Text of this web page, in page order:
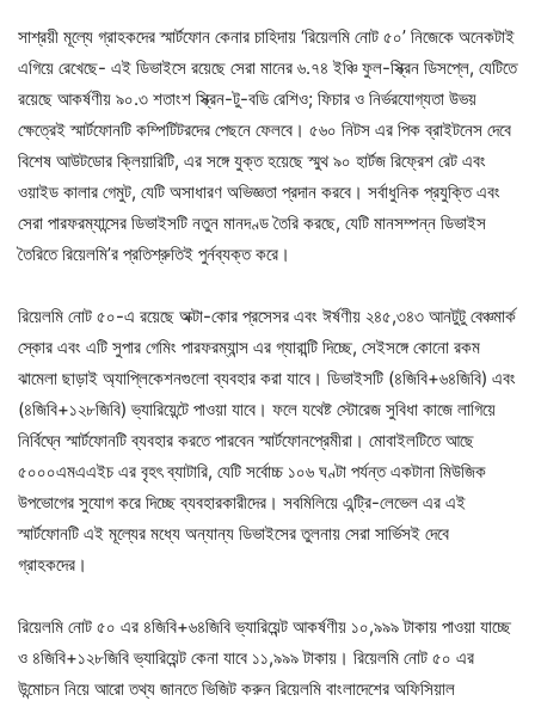
সাশ্রয়ী মূল্যে গ্রাহকদের স্মার্টফোন কেনার চাহিদায় ‘রিয়েলমি নোট ৫০’ নিজেকে অনেকটাই
এগিয়ে রেখেছে- এই ডিভাইসে রয়েছে সেরা মানের ৬.৭৪ ইঞ্চি ফুল-স্ক্রিন ডিসপ্লে, যেটিতে
রয়েছে আকর্ষণীয় ৯০.৩ শতাংশ স্ক্রিন-টু-বডি রেশিও; ফিচার ও নির্ভরযোগ্যতা উভয়
ক্ষেত্রেই স্মার্টফোনটি কম্পিটিটরদের পেছনে ফেলবে। ৫৬০ নিটস এর পিক ব্রাইটনেস দেবে
বিশেষ আউটডোর ক্লিয়ারিটি, এর সঙ্গে যুক্ত হয়েছে স্মুথ ৯০ হার্টজ রিফ্রেশ রেট এবং
ওয়াইড কালার গেমুট, যেটি অসাধারণ অভিজ্ঞতা প্রদান করবে। সর্বাধুনিক প্রযুক্তি এবং
সেরা পারফরম্যান্সের ডিভাইসটি নতুন মানদণ্ড তৈরি করছে, যেটি মানসম্পন্ন ডিভাইস
তৈরিতে রিয়েলমি’র প্রতিশ্রুতিই পুর্নব্যক্ত করে।
রিয়েলমি নোট ৫০-এ রয়েছে অক্টা-কোর প্রসেসর এবং ঈর্ষণীয় ২৪৫,৩৪৩ আনটুটু বেঞ্চমার্ক
স্কোর এবং এটি সুপার গেমিং পারফরম্যান্স এর গ্যারান্টি দিচ্ছে, সেইসঙ্গে কোনো রকম
ঝামেলা ছাড়াই অ্যাপ্লিকেশনগুলো ব্যবহার করা যাবে। ডিভাইসটি (৪জিবি+৬৪জিবি) এবং
(৪জিবি+১২৮জিবি) ভ্যারিয়েন্টে পাওয়া যাবে। ফলে যথেষ্ট স্টোরেজ সুবিধা কাজে লাগিয়ে
নির্বিঘ্নে স্মার্টফোনটি ব্যবহার করতে পারবেন স্মার্টফোনপ্রেমীরা। মোবাইলটিতে আছে
৫০০০এমএএইচ এর বৃহৎ ব্যাটারি, যেটি সর্বোচ্চ ১০৬ ঘণ্টা পর্যন্ত একটানা মিউজিক
উপভোগের সুযোগ করে দিচ্ছে ব্যবহারকারীদের। সবমিলিয়ে এন্ট্রি-লেভেল এর এই
স্মার্টফোনটি এই মূল্যের মধ্যে অন্যান্য ডিভাইসের তুলনায় সেরা সার্ভিসই দেবে
গ্রাহকদের।
রিয়েলমি নোট ৫০ এর ৪জিবি+৬৪জিবি ভ্যারিয়েন্ট আকর্ষণীয় ১০,৯৯৯ টাকায় পাওয়া যাচ্ছে
ও ৪জিবি+১২৮জিবি ভ্যারিয়েন্ট কেনা যাবে ১১,৯৯৯ টাকায়। রিয়েলমি নোট ৫০ এর
উন্মোচন নিয়ে আরো তথ্য জানতে ভিজিট করুন রিয়েলমি বাংলাদেশের অফিসিয়াল